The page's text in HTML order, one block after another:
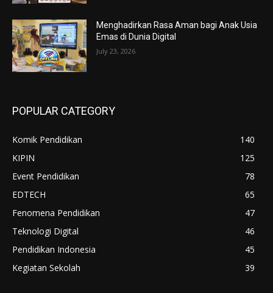
Menghadirkan Rasa Aman bagi Anak Usia
Emas di Dunia Digital
July 23, 2026
POPULAR CATEGORY
Komik Pendidikan
140
KIPIN
125
Event Pendidikan
78
EDTECH
65
Fenomena Pendidikan
47
Teknologi Digital
46
Pendidikan Indonesia
45
Kegiatan Sekolah
39